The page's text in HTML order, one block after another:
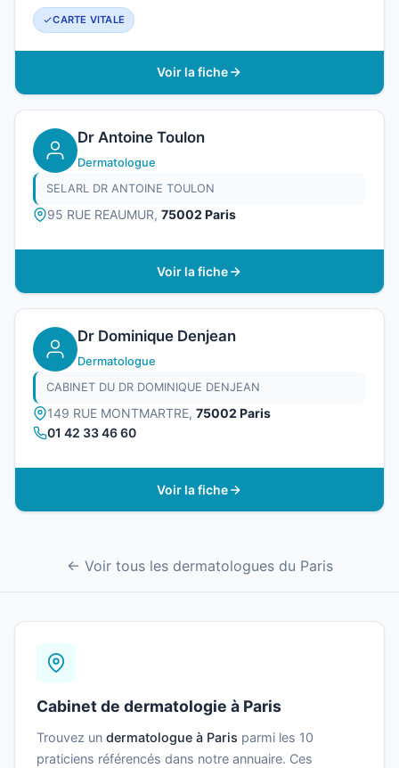
CARTE VITALE
Voir la fiche
Dr Antoine Toulon
Dermatologue
SELARL DR ANTOINE TOULON
95 RUE REAUMUR, 75002 Paris
Voir la fiche
Dr Dominique Denjean
Dermatologue
CABINET DU DR DOMINIQUE DENJEAN
149 RUE MONTMARTRE, 75002 Paris
01 42 33 46 60
Voir la fiche
← Voir tous les dermatologues du Paris
Cabinet de dermatologie à Paris
Trouvez un dermatologue à Paris parmi les 10
praticiens référencés dans notre annuaire. Ces